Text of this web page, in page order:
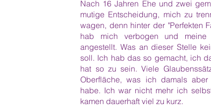
Nach 16 Jahren Ehe und zwei
mutige Entscheidung, mich zu
wagen, denn hinter der "Perfekten
hab mich verbogen und meine
angestellt. Was an dieser Stelle
soll. Ich hab das so gemacht, ich
hat so zu sein. Viele
Oberfläche, was ich damals
habe. Ich war nicht mehr ich
kamen dauerhaft viel zu kurz.